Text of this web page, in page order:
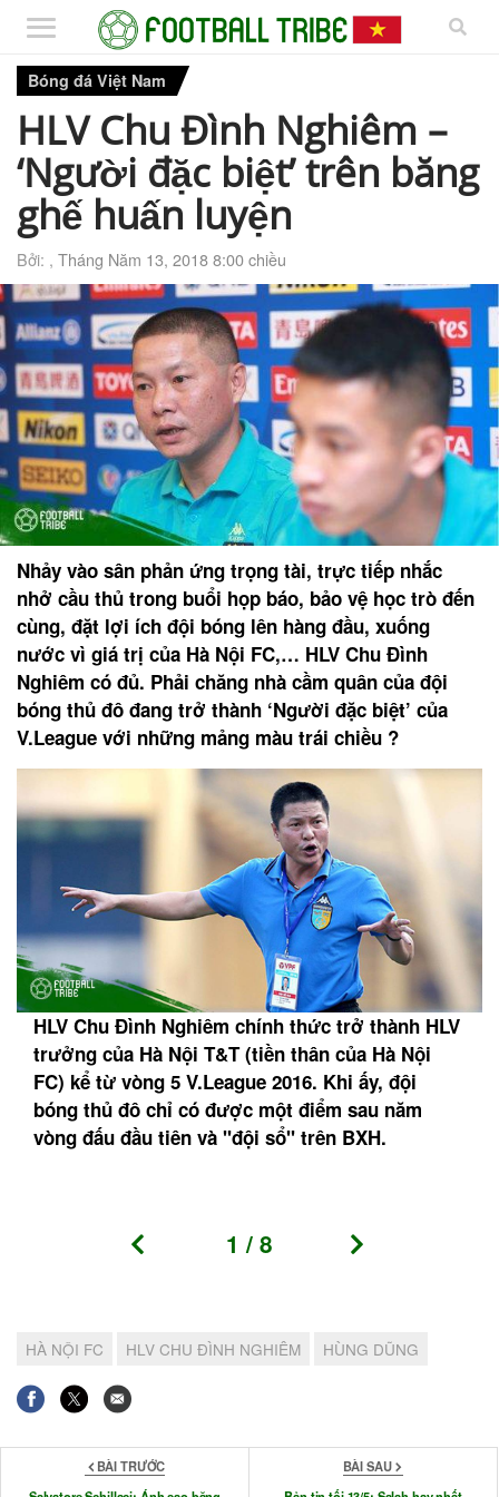
Bóng đá Việt Nam
HLV Chu Đình Nghiêm –
‘Người đặc biệt’ trên băng
ghế huấn luyện
Bởi: , Tháng Năm 13, 2018 8:00 chiều
Nhảy vào sân phản ứng trọng tài, trực tiếp nhắc
nhở cầu thủ trong buổi họp báo, bảo vệ học trò đến
cùng, đặt lợi ích đội bóng lên hàng đầu, xuống
nước vì giá trị của Hà Nội FC,… HLV Chu Đình
Nghiêm có đủ. Phải chăng nhà cầm quân của đội
bóng thủ đô đang trở thành ‘Người đặc biệt’ của
V.League với những mảng màu trái chiều ?
HLV Chu Đình Nghiêm chính thức trở thành HLV
trưởng của Hà Nội T&T (tiền thân của Hà Nội
FC) kể từ vòng 5 V.League 2016. Khi ấy, đội
bóng thủ đô chỉ có được một điểm sau năm
vòng đấu đầu tiên và "đội sổ" trên BXH.
1 / 8
HÀ NỘI FC HLV CHU ĐÌNH NGHIÊM HÙNG DŨNG
BÀI TRƯỚC
BÀI SAU